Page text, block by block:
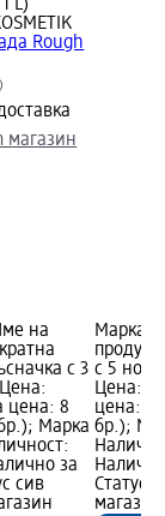
L)
Rough
магазин
на
с 3
цена: 8
Марка
за
сив
Марка:
с 5
Цена:
цена: 1
бр.);
Статус
магазин